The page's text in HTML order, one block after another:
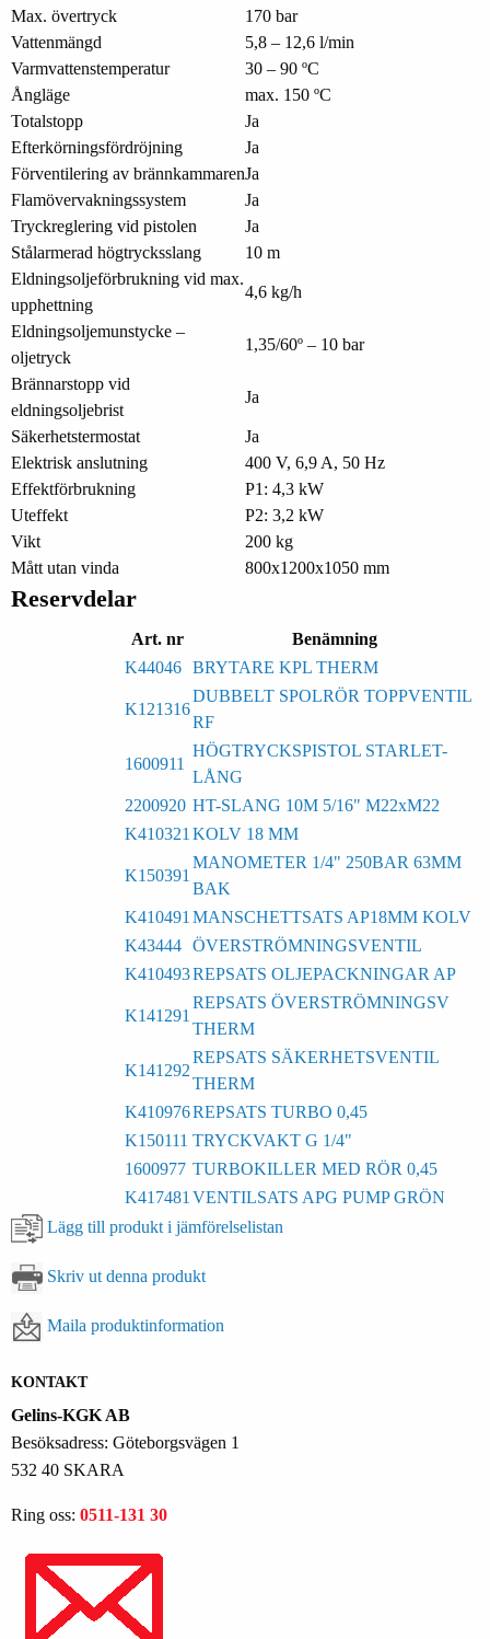
Max. övertryck
170 bar
Vattenmängd
5,8 – 12,6 l/min
Varmvattenstemperatur
30 – 90 ºC
Ångläge
max. 150 ºC
Totalstopp
Ja
Efterkörningsfördröjning
Ja
Förventilering av brännkammarenJa
Flamövervakningssystem
Ja
Tryckreglering vid pistolen
Ja
Stålarmerad högtrycksslang
10 m
Eldningsoljeförbrukning vid max.
upphettning
4,6 kg/h
Eldningsoljemunstycke –
oljetryck
1,35/60º – 10 bar
Brännarstopp vid
eldningsoljebrist
Ja
Säkerhetstermostat
Ja
Elektrisk anslutning
400 V, 6,9 A, 50 Hz
Effektförbrukning
Uteffekt
P1: 4,3 kW
P2: 3,2 kW
Vikt
200 kg
Mått utan vinda
800x1200x1050 mm
Reservdelar
Art. nr
Benämning
K44046 BRYTARE KPL THERM
K121316
DUBBELT SPOLRÖR TOPPVENTIL
RF
1600911
HÖGTRYCKSPISTOL STARLET-
LÅNG
2200920 HT-SLANG 10M 5/16" M22xM22
K410321 KOLV 18 MM
K150391
MANOMETER 1/4" 250BAR 63MM
BAK
K410491 MANSCHETTSATS AP18MM KOLV
K43444 ÖVERSTRÖMNINGSVENTIL
K410493REPSATS OLJEPACKNINGAR AP
K141291
REPSATS ÖVERSTRÖMNINGSV
THERM
K141292
REPSATS SÄKERHETSVENTIL
THERM
K410976REPSATS TURBO 0,45
K150111 TRYCKVAKT G 1/4"
1600977 TURBOKILLER MED RÖR 0,45
K417481 VENTILSATS APG PUMP GRÖN
Lägg till produkt i jämförelselistan
Skriv ut denna produkt
Maila produktinformation
KONTAKT
Gelins-KGK AB
Besöksadress: Göteborgsvägen 1
532 40 SKARA
Ring oss: 0511-131 30